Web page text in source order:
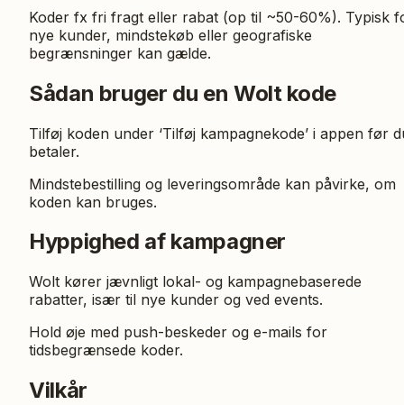
Koder fx fri fragt eller rabat (op til ~50-60%). Typisk
nye kunder, mindstekøb eller geografiske
begrænsninger kan gælde.
Sådan bruger du en Wolt kode
Tilføj koden under ‘Tilføj kampagnekode’ i appen før
betaler.
Mindstebestilling og leveringsområde kan påvirke, om
koden kan bruges.
Hyppighed af kampagner
Wolt kører jævnligt lokal- og kampagnebaserede
rabatter, især til nye kunder og ved events.
Hold øje med push-beskeder og e-mails for
tidsbegrænsede koder.
Vilkår